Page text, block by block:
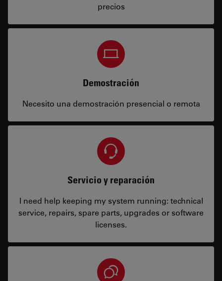
precios
Demostración
Necesito una demostración presencial o remota
Servicio y reparación
I need help keeping my system running: technical
service, repairs, spare parts, upgrades or software
licenses.